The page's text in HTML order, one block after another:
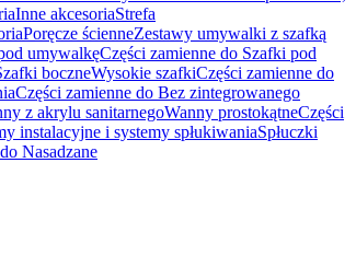
Inne akcesoriaStrefa
Poręcze ścienneZestawy umywalki z szafką
umywalkęCzęści zamienne do Szafki pod
boczneWysokie szafkiCzęści zamienne do
Części zamienne do Bez zintegrowanego
z akrylu sanitarnegoWanny prostokątneCzęści
instalacyjne i systemy spłukiwaniaSpłuczki
Nasadzane